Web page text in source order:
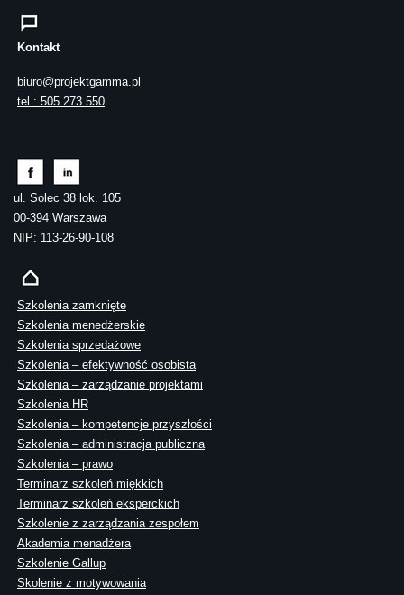
Kontakt
biuro@projektgamma.pl
tel.: 505 273 550
ul. Solec 38 lok. 105
00-394 Warszawa
NIP: 113-26-90-108
Szkolenia zamknięte
Szkolenia menedżerskie
Szkolenia sprzedażowe
Szkolenia – efektywność osobista
Szkolenia – zarządzanie projektami
Szkolenia HR
Szkolenia – kompetencje przyszłości
Szkolenia – administracja publiczna
Szkolenia – prawo
Terminarz szkoleń miękkich
Terminarz szkoleń eksperckich
Szkolenie z zarządzania zespołem
Akademia menadżera
Szkolenie Gallup
Skolenie z motywowania